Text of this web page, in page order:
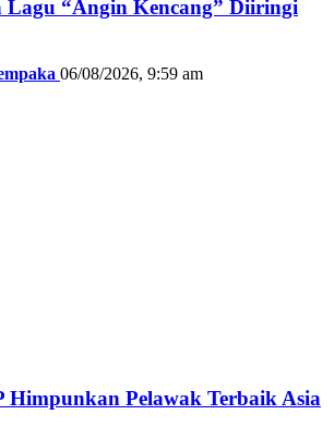
Lagu “Angin Kencang” Diiringi
06/08/2026, 9:59 am
Himpunkan Pelawak Terbaik Asia